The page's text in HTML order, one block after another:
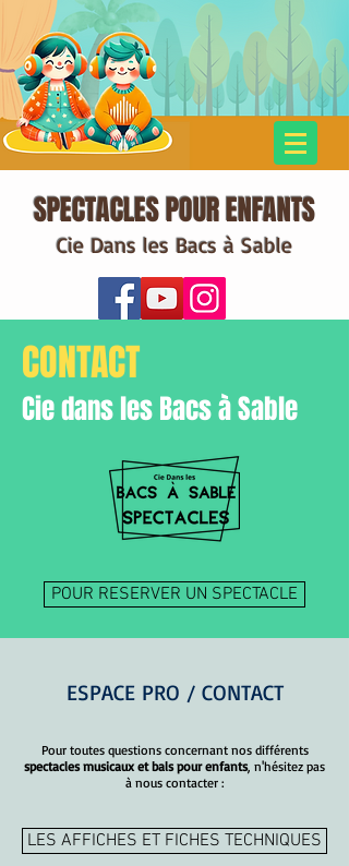
SPECTACLES POUR ENFANTS
Cie Dans les Bacs à Sable
CONTACT
Cie dans les Bacs à Sable
POUR RESERVER UN SPECTACLE
ESPACE PRO / CONTACT
Pour toutes questions concernant nos différents
spectacles musicaux et bals pour enfants, n'hésitez pas
à nous contacter :
LES AFFICHES ET FICHES TECHNIQUES